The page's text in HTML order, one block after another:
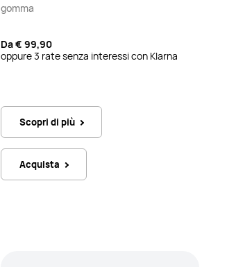
gomma
Da€ 99,90
oppure 3 rate senza interessi con Klarna
Scopri di più
Acquista